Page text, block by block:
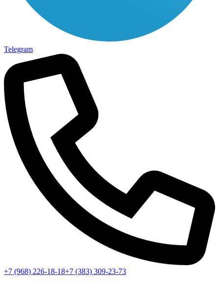
Telegram
+7 (968) 226-18-18+7 (383) 309-23-73